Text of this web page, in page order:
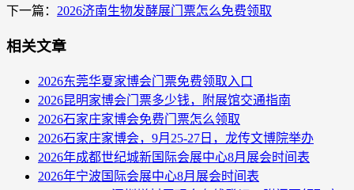
下一篇： 2026济南生物发酵展门票怎么免费领取
相关文章
2026东莞华夏家博会门票免费领取入口
2026昆明家博会门票多少钱，附展馆交通指南
2026石家庄家博会免费门票怎么领取
2026石家庄家博会，9月25-27日，龙传文博院举办
2026年成都世纪城新国际会展中心8月展会时间表
2026年宁波国际会展中心8月展会时间表